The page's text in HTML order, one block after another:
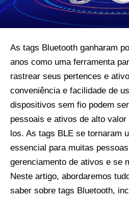
As tags Bluetooth ganharam
anos como uma ferramenta
rastrear seus pertences e
conveniência e facilidade de
dispositivos sem fio podem
pessoais e ativos de alto
los. As tags BLE se tornaram
essencial para muitas
gerenciamento de ativos e se
Neste artigo, abordaremos
saber sobre tags Bluetooth,